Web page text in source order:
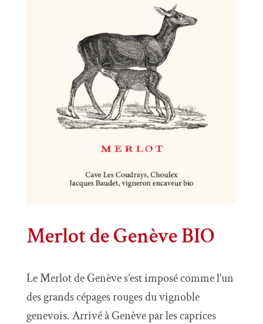
Merlot de Genève BIO
Le Merlot de Genève s’est imposé comme l’un
des grands cépages rouges du vignoble
genevois. Arrivé à Genève par les caprices